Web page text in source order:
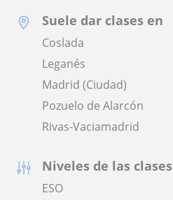
Suele dar clases en
Coslada
Leganés
Madrid (Ciudad)
Pozuelo de Alarcón
Rivas-Vaciamadrid
Niveles de las clases
ESO